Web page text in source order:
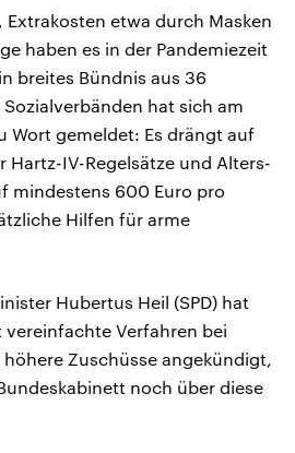
Extrakosten etwa durch Masken
haben es in der Pandemiezeit
breites Bündnis aus 36
hat sich am
Wort gemeldet: Es drängt auf
Hartz-IV-Regelsätze und Alters-
mindestens 600 Euro pro
Hilfen für arme
Hubertus Heil (SPD) hat
Verfahren bei
Zuschüsse angekündigt,
noch über diese